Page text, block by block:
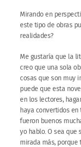
Mirando en
este tipo de obras
realidades?
Me gustaría que la
creo que una sola
cosas que son muy
puede que esta
en los lectores,
haya convertidos
fueron buenos
yo hablo. O sea
mirada más, porque